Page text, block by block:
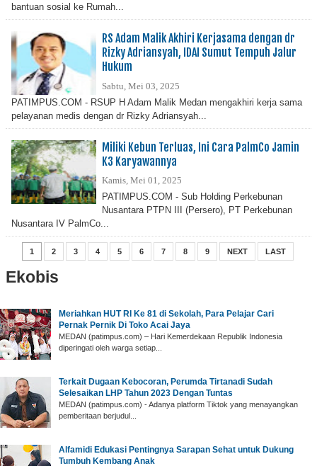
bantuan sosial ke Rumah...
RS Adam Malik Akhiri Kerjasama dengan dr
Rizky Adriansyah, IDAI Sumut Tempuh Jalur
Hukum
Sabtu, Mei 03, 2025
PATIMPUS.COM - RSUP H Adam Malik Medan mengakhiri kerja sama
pelayanan medis dengan dr Rizky Adriansyah...
Miliki Kebun Terluas, Ini Cara PalmCo Jamin
K3 Karyawannya
Kamis, Mei 01, 2025
PATIMPUS.COM - Sub Holding Perkebunan
Nusantara PTPN III (Persero), PT Perkebunan
Nusantara IV PalmCo...
1 2 3 4 5 6 7 8 9 NEXT LAST
Ekobis
Meriahkan HUT RI Ke 81 di Sekolah, Para Pelajar Cari
Pernak Pernik Di Toko Acai Jaya
MEDAN (patimpus.com) – Hari Kemerdekaan Republik Indonesia
diperingati oleh warga setiap...
Terkait Dugaan Kebocoran, Perumda Tirtanadi Sudah
Selesaikan LHP Tahun 2023 Dengan Tuntas
MEDAN (patimpus.com) - Adanya platform Tiktok yang menayangkan
pemberitaan berjudul...
Alfamidi Edukasi Pentingnya Sarapan Sehat untuk Dukung
Tumbuh Kembang Anak